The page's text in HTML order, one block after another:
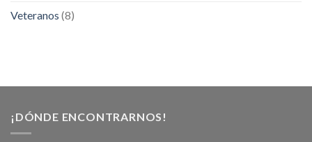
Veteranos (8)
¡DÓNDE ENCONTRARNOS!